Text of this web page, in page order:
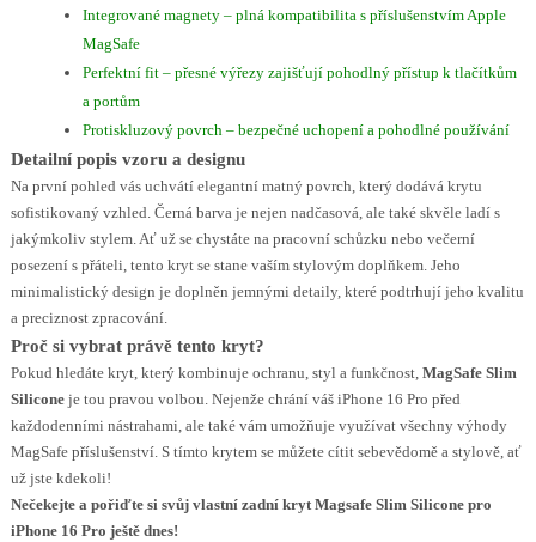
Integrované magnety – plná kompatibilita s příslušenstvím Apple
MagSafe
Perfektní fit – přesné výřezy zajišťují pohodlný přístup k tlačítkům
a portům
Protiskluzový povrch – bezpečné uchopení a pohodlné používání
Detailní popis vzoru a designu
Na první pohled vás uchvátí elegantní matný povrch, který dodává krytu
sofistikovaný vzhled. Černá barva je nejen nadčasová, ale také skvěle ladí s
jakýmkoliv stylem. Ať už se chystáte na pracovní schůzku nebo večerní
posezení s přáteli, tento kryt se stane vaším stylovým doplňkem. Jeho
minimalistický design je doplněn jemnými detaily, které podtrhují jeho kvalitu
a preciznost zpracování.
Proč si vybrat právě tento kryt?
Pokud hledáte kryt, který kombinuje ochranu, styl a funkčnost, MagSafe Slim
Siliconeje tou pravou volbou. Nejenže chrání váš iPhone 16 Pro před
každodenními nástrahami, ale také vám umožňuje využívat všechny výhody
MagSafe příslušenství. S tímto krytem se můžete cítit sebevědomě a stylově, ať
už jste kdekoli!
Nečekejte a pořiďte si svůj vlastní zadní kryt Magsafe Slim Silicone pro
iPhone 16 Pro ještě dnes!